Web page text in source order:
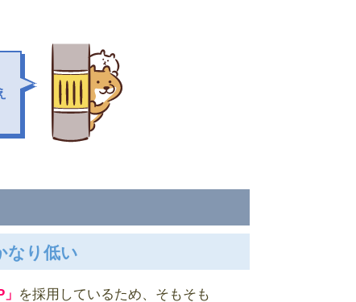
なり低い
を採用しているため、そもそも